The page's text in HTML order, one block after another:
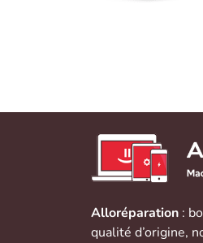
Alloréparation :
qualité d’origine,